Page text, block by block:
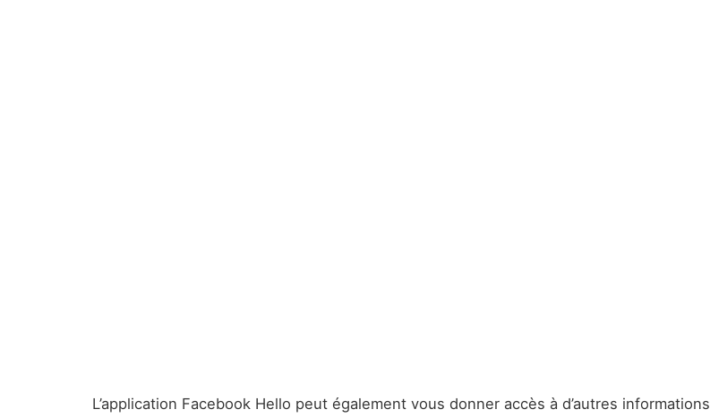
L’application Facebook Hello peut également vous donner accès à d’autres informations